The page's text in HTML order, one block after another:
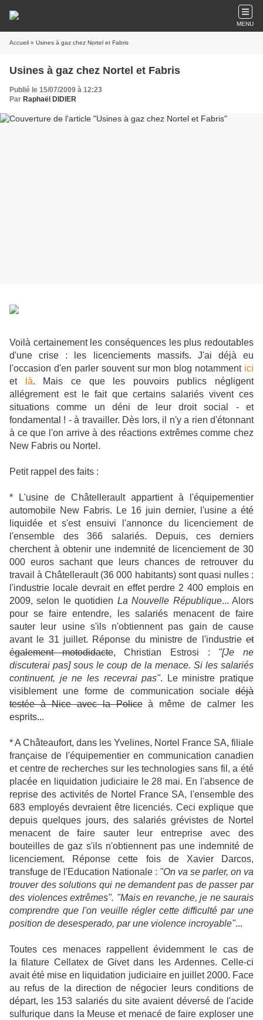
MENU
Accueil » Usines à gaz chez Nortel et Fabris
Usines à gaz chez Nortel et Fabris
Publié le 15/07/2009 à 12:23
Par Raphaël DIDIER
Voilà certainement les conséquences les plus redoutables
d'une crise : les licenciements massifs. J'ai déjà eu
l'occasion d'en parler souvent sur mon blog notamment ici
et
là. Mais ce que les pouvoirs publics négligent
allégrement est le fait que certains salariés vivent ces
situations comme un déni de leur droit social - et
fondamental ! - à travailler. Dès lors, il n'y a rien d'étonnant
à ce que l'on arrive à des réactions extrêmes comme chez
New Fabris ou Nortel.
Petit rappel des faits :
* L'usine de Châtellerault appartient à l'équipementier
automobile New Fabris. Le 16 juin dernier, l'usine a été
liquidée et s'est ensuivi l'annonce du licenciement de
l'ensemble des 366 salariés. Depuis, ces derniers
cherchent à obtenir une indemnité de licenciement de 30
000 euros sachant que leurs chances de retrouver du
travail à Châtellerault (36 000 habitants) sont quasi nulles :
l'industrie locale devrait en effet perdre 2 400 emplois en
2009, selon le quotidien La Nouvelle République... Alors
pour se faire entendre, les salariés menacent de faire
sauter leur usine s'ils n'obtiennent pas gain de cause
avant le 31 juillet. Réponse du ministre de l'industrie et
également motodidacte, Christian Estrosi : "[Je ne
discuterai pas] sous le coup de la menace. Si les salariés
continuent, je ne les recevrai pas". Le ministre pratique
visiblement une forme de communication sociale déjà
testée à Nice avec la Policeà même de calmer les
esprits...
* A Châteaufort, dans les Yvelines, Nortel France SA, filiale
française de l'équipementier en communication canadien
et centre de recherches sur les technologies sans fil, a été
placée en liquidation judiciaire le 28 mai. En l'absence de
reprise des activités de Nortel France SA, l'ensemble des
683 employés devraient être licenciés. Ceci explique que
depuis quelques jours, des salariés grévistes de Nortel
menacent de faire sauter leur entreprise avec des
bouteilles de gaz s'ils n'obtiennent pas une indemnité de
licenciement. Réponse cette fois de Xavier Darcos,
transfuge de l'Education Nationale : "On va se parler, on va
trouver des solutions qui ne demandent pas de passer par
des violences extrêmes". "Mais en revanche, je ne saurais
comprendre que l'on veuille régler cette difficulté par une
position de desesperado, par une violence incroyable"...
Toutes ces menaces rappellent évidemment le cas de
la filature Cellatex de Givet dans les Ardennes. Celle-ci
avait été mise en liquidation judiciaire en juillet 2000. Face
au refus de la direction de négocier leurs conditions de
départ, les 153 salariés du site avaient déversé de l'acide
sulfurique dans la Meuse et menacé de faire exploser une